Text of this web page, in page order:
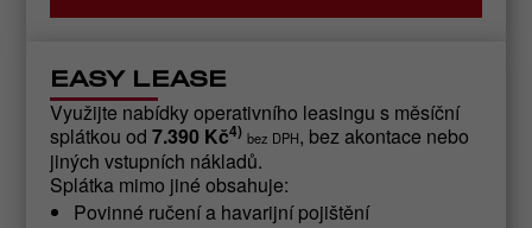
EASY LEASE
Využijte nabídky operativního leasingu s měsíční
splátkou od7.390 Kč4) bez DPH, bez akontace nebo
jiných vstupních nákladů.
Splátka mimo jiné obsahuje:
Povinné ručení a havarijní pojištění